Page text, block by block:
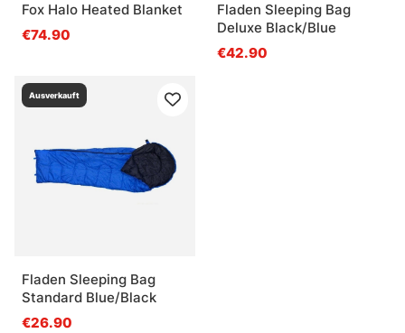
Fox Halo Heated Blanket
€74.90
Fladen Sleeping Bag
Deluxe Black/Blue
€42.90
Ausverkauft
Fladen Sleeping Bag
Standard Blue/Black
€26.90